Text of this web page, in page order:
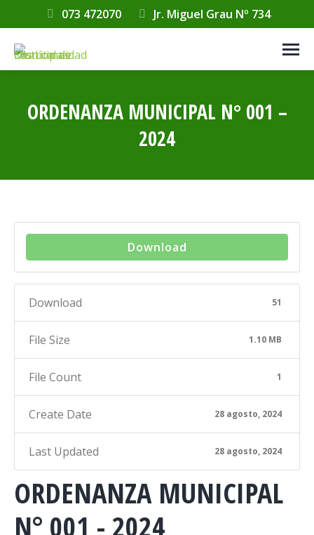
073 472070 Jr. Miguel Grau Nº 734
ORDENANZA MUNICIPAL N° 001 –
2024
Download
Download 51
File Size 1.10 MB
File Count 1
Create Date 28 agosto, 2024
Last Updated 28 agosto, 2024
ORDENANZA MUNICIPAL
N° 001 - 2024